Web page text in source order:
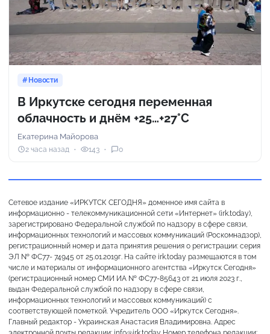
Новости
В Иркутске сегодня переменная
облачность и днём +25…+27°С
Екатерина Майорова
2 часа назад 143 0
Сетевое издание «ИРКУТСК СЕГОДНЯ» доменное имя сайта в
информационно - телекоммуникационной сети «Интернет» (irk.today),
зарегистрировано Федеральной службой по надзору в сфере связи,
информационных технологий и массовых коммуникаций (Роскомнадзор),
регистрационный номер и дата принятия решения о регистрации: серия
ЭЛ № ФС77- 74945 от 25.01.2019г. На сайте irk.today размещаются в том
числе и материалы от информационного агентства «Иркутск Сегодня»
(регистрационный номер СМИ ИА № ФС77-85643 от 21 июля 2023 г.,
выдан Федеральной службой по надзору в сфере связи,
информационных технологий и массовых коммуникаций) с
соответствующей пометкой. Учредитель ООО «Иркутск Сегодня».
Главный редактор - Украинская Анастасия Владимировна. Адрес